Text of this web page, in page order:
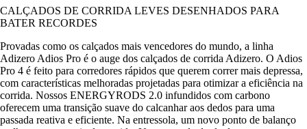
CALÇADOS DE CORRIDA LEVES DESENHADOS PARA
BATER RECORDES
Provadas como os calçados mais vencedores do mundo, a linha
Adizero Adios Pro é o auge dos calçados de corrida Adizero. O Adios
Pro 4 é feito para corredores rápidos que querem correr mais depressa,
com características melhoradas projetadas para otimizar a eficiência na
corrida. Nossos ENERGYRODS 2.0 infundidos com carbono
oferecem uma transição suave do calcanhar aos dedos para uma
passada reativa e eficiente. Na entressola, um novo ponto de balanço